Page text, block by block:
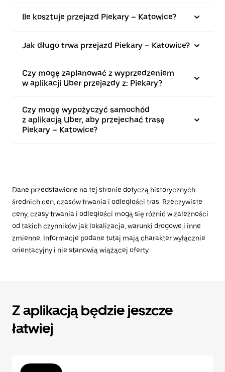
Ile kosztuje przejazd Piekary – Katowice?
Jak długo trwa przejazd Piekary – Katowice?
Czy mogę zaplanować z wyprzedzeniem
w aplikacji Uber przejazdy z: Piekary?
Czy mogę wypożyczyć samochód
z aplikacją Uber, aby przejechać trasę
Piekary – Katowice?
Dane przedstawione na tej stronie dotyczą historycznych
średnich cen, czasów trwania i odległości tras. Rzeczywiste
ceny, czasy trwania i odległości mogą się różnić w zależności
od takich czynników jak lokalizacja, warunki drogowe i inne
zmienne. Informacje podane tutaj mają charakter wyłącznie
orientacyjny i nie stanowią wiążącej oferty.
Z aplikacją będzie jeszcze
łatwiej